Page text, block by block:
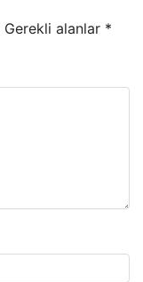
Gerekli alanlar *